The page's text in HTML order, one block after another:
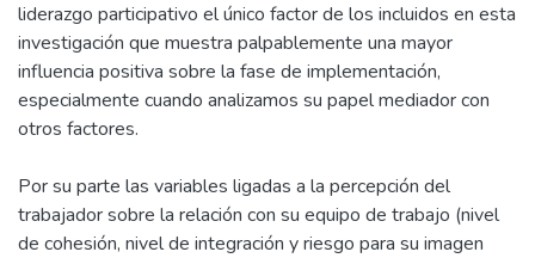
liderazgo participativo el único factor de los incluidos en esta
investigación que muestra palpablemente una mayor
influencia positiva sobre la fase de implementación,
especialmente cuando analizamos su papel mediador con
otros factores.
Por su parte las variables ligadas a la percepción del
trabajador sobre la relación con su equipo de trabajo (nivel
de cohesión, nivel de integración y riesgo para su imagen